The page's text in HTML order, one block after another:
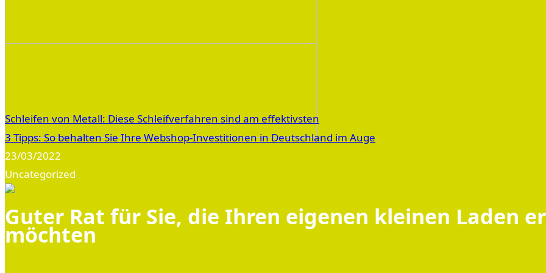
Schleifen von Metall: Diese Schleifverfahren sind am effektivsten
3 Tipps: So behalten Sie Ihre Webshop-Investitionen in Deutschland im Auge
23/03/2022
Uncategorized
Guter Rat für Sie, die Ihren eigenen kleinen Laden
möchten